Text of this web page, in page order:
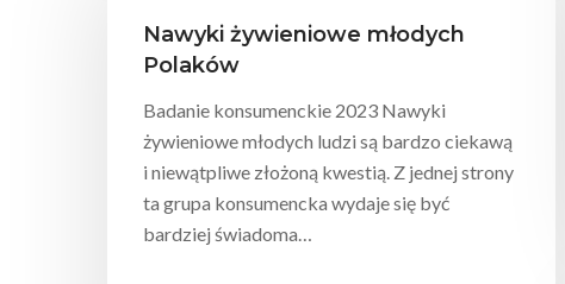
Nawyki żywieniowe młodych
Polaków
Badanie konsumenckie 2023 Nawyki
żywieniowe młodych ludzi są bardzo ciekawą
i niewątpliwe złożoną kwestią. Z jednej strony
ta grupa konsumencka wydaje się być
bardziej świadoma…